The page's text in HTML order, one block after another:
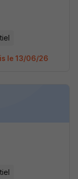
le 13/06/26